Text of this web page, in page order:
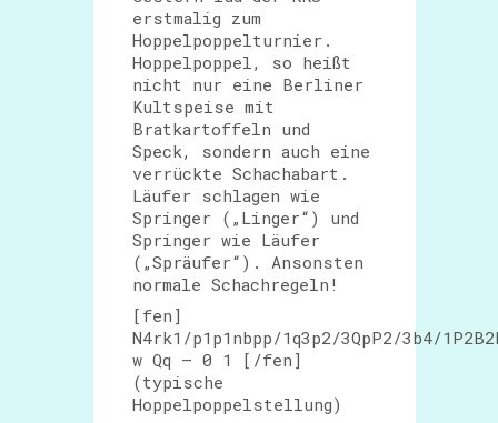
erstmalig zum
Hoppelpoppelturnier.
Hoppelpoppel, so heißt
nicht nur eine Berliner
Kultspeise mit
Bratkartoffeln und
Speck, sondern auch eine
verrückte Schachabart.
Läufer schlagen wie
Springer („Linger“) und
Springer wie Läufer
(„Spräufer“). Ansonsten
normale Schachregeln!
[fen]
N4rk1/p1p1nbpp/1q3p2/3QpP2/3b4/
w Qq – 0 1 [/fen]
(typische
Hoppelpoppelstellung)